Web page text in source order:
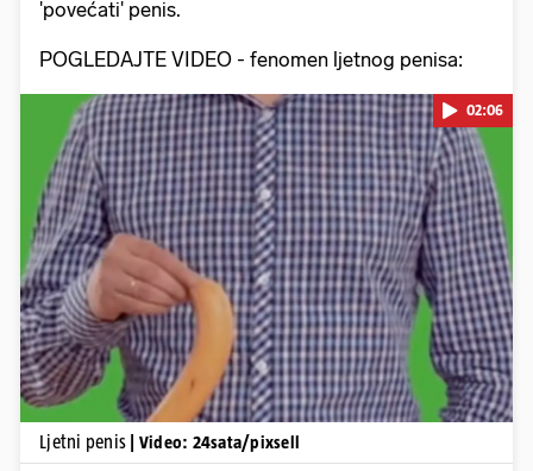
'povećati' penis.
POGLEDAJTE VIDEO - fenomen ljetnog penisa:
Pokretanje videa...
02:06
Ljetni penis | Video: 24sata/pixsell